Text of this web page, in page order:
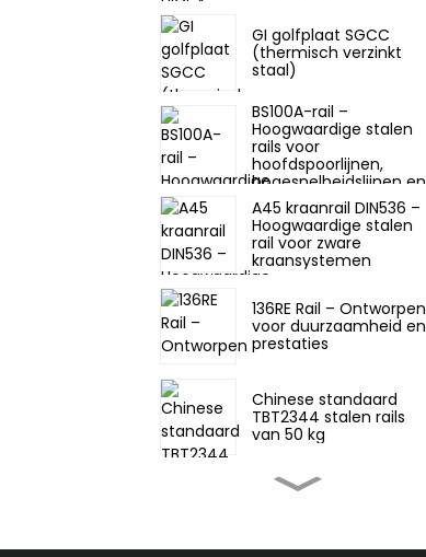
GI golfplaat SGCC
(thermisch verzinkt
staal)
BS100A-rail –
Hoogwaardige stalen
rails voor
hoofdspoorlijnen,
hogesnelheidslijnen en
goederenlijnen
A45 kraanrail DIN536 –
Hoogwaardige stalen
rail voor zware
kraansystemen
136RE Rail – Ontworpen
voor duurzaamheid en
prestaties
Chinese standaard
TBT2344 stalen rails
van 50 kg